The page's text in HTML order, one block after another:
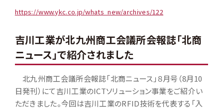
https://www.ykc.co.jp/whats_new/archives/122
吉川工業が北九州商工会議所会報誌「北商
ニュース」で紹介されました
北九州商工会議所会報誌「北商ニュース」８月号（8月10
日発刊）にて吉川工業のICTソリューション事業をご紹介い
ただきました。今回は吉川工業のRFID技術を代表する「入